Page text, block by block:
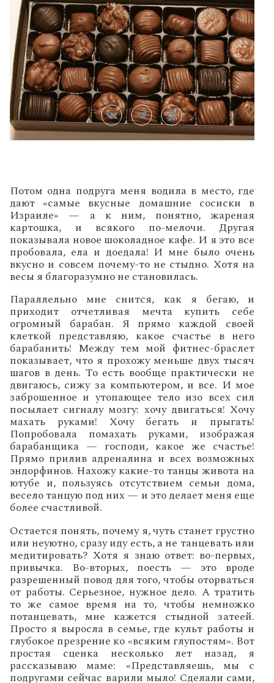
Потом одна подруга меня водила в место, где
дают «самые вкусные домашние сосиски в
Израиле» — а к ним, понятно, жареная
картошка, и всякого по-мелочи. Другая
показывала новое шоколадное кафе. И я это все
пробовала, ела и доедала! И мне было очень
вкусно и совсем почему-то не стыдно. Хотя на
весы я благоразумно не становилась.
Параллельно мне снится, как я бегаю, и
приходит отчетливая мечта купить себе
огромный барабан. Я прямо каждой своей
клеткой представляю, какое счастье в него
барабанить! Между тем мой фитнес-браслет
показывает, что я прохожу меньше двух тысяч
шагов в день. То есть вообще практически не
двигаюсь, сижу за компьютером, и все. И мое
заброшенное и утопающее тело изо всех сил
посылает сигналу мозгу: хочу двигаться! Хочу
махать руками! Хочу бегать и прыгать!
Попробовала помахать руками, изображая
барабанщика — господи, какое же счастье!
Прямо прилив адреналина и всех возможных
эндорфинов. Нахожу какие-то танцы живота на
ютубе и, пользуясь отсутствием семьи дома,
весело танцую под них — и это делает меня еще
более счастливой.
Остается понять, почему я, чуть станет грустно
или неуютно, сразу иду есть, а не танцевать или
медитировать? Хотя я знаю ответ: во-первых,
привычка. Во-вторых, поесть — это вроде
разрешенный повод для того, чтобы оторваться
от работы. Серьезное, нужное дело. А тратить
то же самое время на то, чтобы немножко
потанцевать, мне кажется стыдной затеей.
Просто я выросла в семье, где культ работы и
глубокое презрение ко «всяким глупостям». Вот
простая сценка несколько лет назад, я
рассказываю маме: «Представляешь, мы с
подругами сейчас варили мыло! Сделали сами,